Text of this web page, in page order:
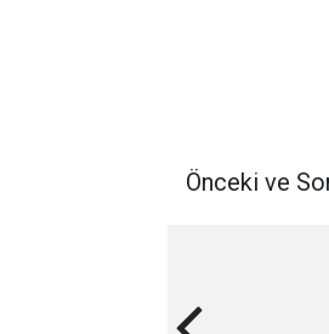
Önceki ve